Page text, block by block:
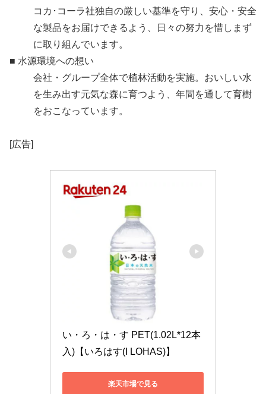
コカ･コーラ社独自の厳しい基準を守り、安心・安全
な製品をお届けできるよう、日々の努力を惜しまず
に取り組んでいます。
■ 水源環境への想い
会社・グループ全体で植林活動を実施。おいしい水
を生み出す元気な森に育つよう、年間を通して育樹
をおこなっています。
[広告]
い・ろ・は・す PET(1.02L*12本
入)【いろはす(I LOHAS)】
楽天市場で見る